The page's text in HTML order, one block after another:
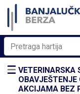
VETERINARSKA
AKCIJAMA BEZ